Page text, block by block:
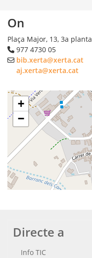
On
Plaça Major, 13, 3a planta
977 4730 05
bib.xerta@xerta.cat
aj.xerta@xerta.cat
+
−
Directe a
Info TIC